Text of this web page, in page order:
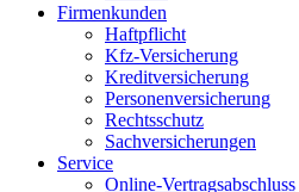
Firmenkunden
Haftpflicht
Kfz-Versicherung
Kreditversicherung
Personenversicherung
Rechtsschutz
Sachversicherungen
Service
Online-Vertragsabschluss